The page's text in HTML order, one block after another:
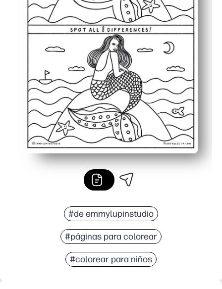
#de emmylupinstudio
#páginas para colorear
#colorear para niños